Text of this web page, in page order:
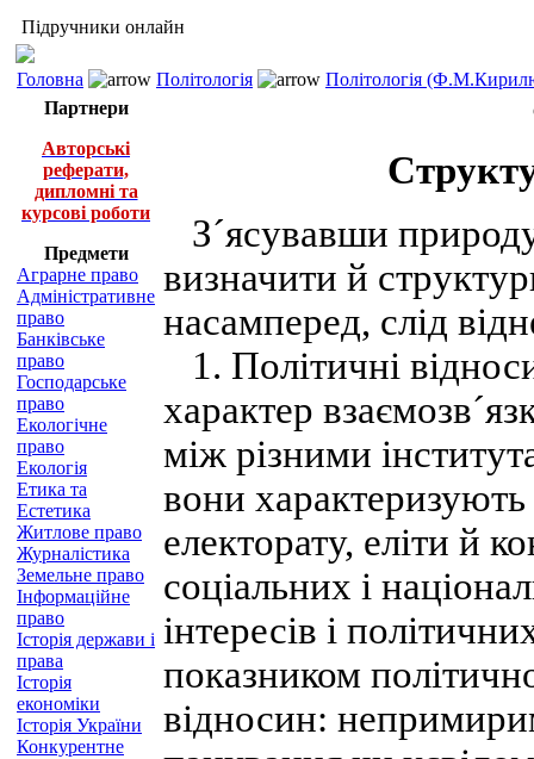
Підручники онлайн
Головна Політологія
Політологія
Партнери
Авторські
реферати,
дипломні та
курсові роботи
Предмети
Аграрне право
Адміністративне
право
Банківське
право
Господарське
право
Екологічне
право
Екологія
Етика та
Естетика
Житлове право
Журналістика
Земельне право
Інформаційне
право
Історія держави і
права
Історія
економіки
Історія України
Конкурентне
З´ясувавши
визначити й
насамперед, слід
1. Політичні
характер
між різними
вони характеризують
електорату, еліти й
соціальних і
інтересів і
показником
відносин: